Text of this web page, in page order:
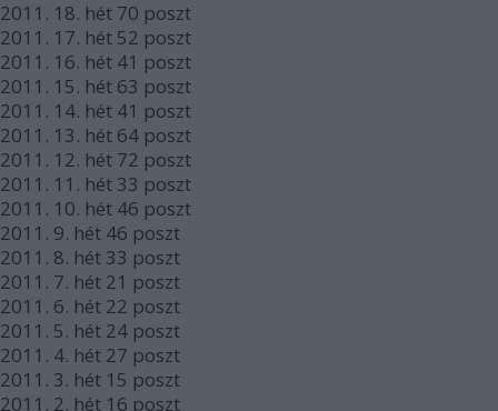
2011. 18. hét 70 poszt
2011. 17. hét 52 poszt
2011. 16. hét 41 poszt
2011. 15. hét 63 poszt
2011. 14. hét 41 poszt
2011. 13. hét 64 poszt
2011. 12. hét 72 poszt
2011. 11. hét 33 poszt
2011. 10. hét 46 poszt
2011. 9. hét 46 poszt
2011. 8. hét 33 poszt
2011. 7. hét 21 poszt
2011. 6. hét 22 poszt
2011. 5. hét 24 poszt
2011. 4. hét 27 poszt
2011. 3. hét 15 poszt
2011. 2. hét 16 poszt